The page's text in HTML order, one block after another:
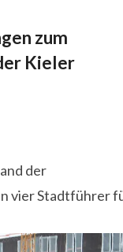
zum
Kieler
der
vier Stadtführer